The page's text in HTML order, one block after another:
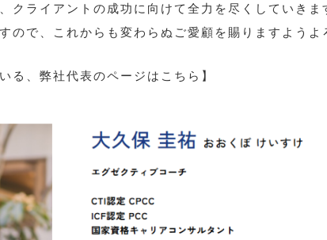
クライアントの成功に向けて全力を尽くしていきま
ので、これからも変わらぬご愛顧を賜りますようよ
る、弊社代表のページはこちら】